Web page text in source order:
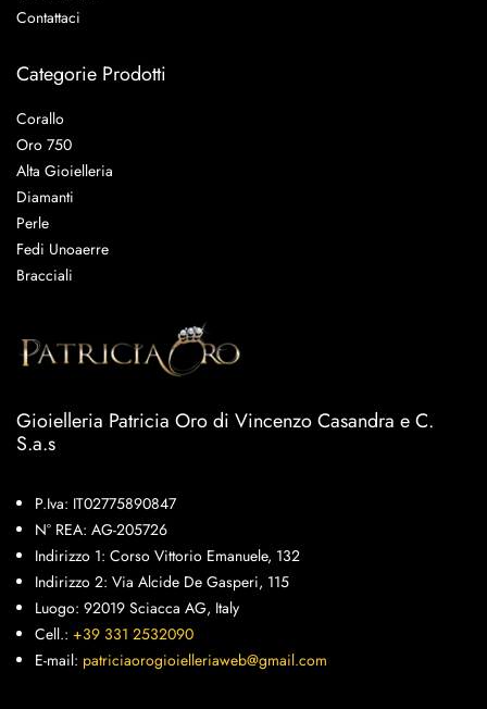
Gioielleria Patricia Oro di Vincenzo Casandra e C.
S.a.s
P.Iva: IT02775890847
N° REA: AG-205726
Indirizzo 1: Corso Vittorio Emanuele, 132
Indirizzo 2: Via Alcide De Gasperi, 115
Luogo: 92019 Sciacca AG, Italy
Cell.: +39 331 2532090
E-mail: patriciaorogioielleriaweb@gmail.com
Categorie Prodotti
Corallo
Oro 750
Alta Gioielleria
Diamanti
Perle
Fedi Unoaerre
Bracciali
Contattaci